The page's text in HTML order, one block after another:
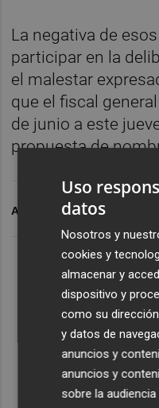
La negativa de
participar en la
el malestar
que el fiscal
de junio a este
propuesta de
ARCHIVADO EN MEMORIA
Uso
datos
Nosotros y
cookies y
almacenar y
dispositivo y
como su
y datos de
anuncios y
anuncios y
sobre la